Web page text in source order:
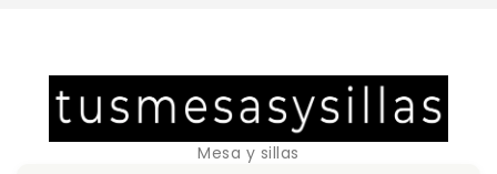
Mesa y sillas